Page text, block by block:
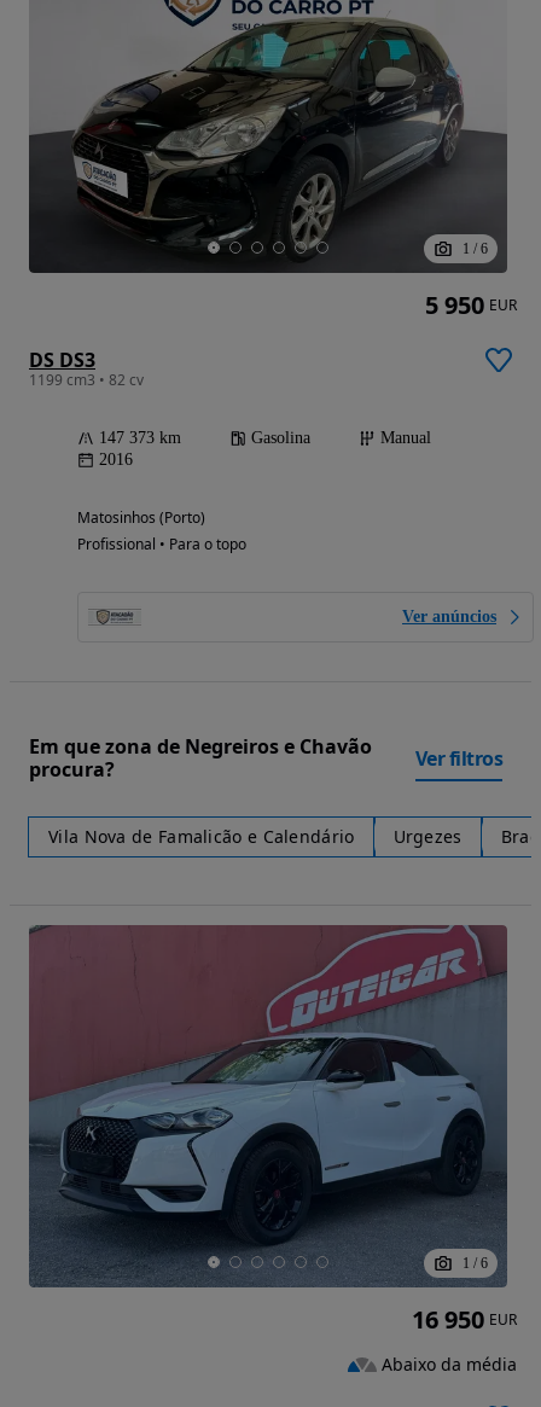
1 / 6
DS DS3
1199 cm3 • 82 cv
147 373 km Gasolina
Manual
2016
Matosinhos (Porto)
Profissional • Para o topo
Ver anúncios
5 950 EUR
Em que zona de Negreiros e Chavão
procura?
Ver filtros
Vila Nova de Famalicão e Calendário Urgezes
1 / 6
16 950 EUR
Abaixo da média